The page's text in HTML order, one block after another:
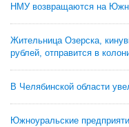
НМУ возвращаются на
Жительница Озерска,
рублей, отправится в
В Челябинской области
Южноуральские